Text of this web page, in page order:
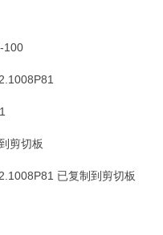
100
剪切板
已复制到剪切板